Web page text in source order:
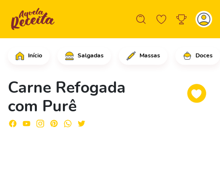
Início Salgadas Massas Doces
Carne Refogada
com Purê
Comece adicionando a carne